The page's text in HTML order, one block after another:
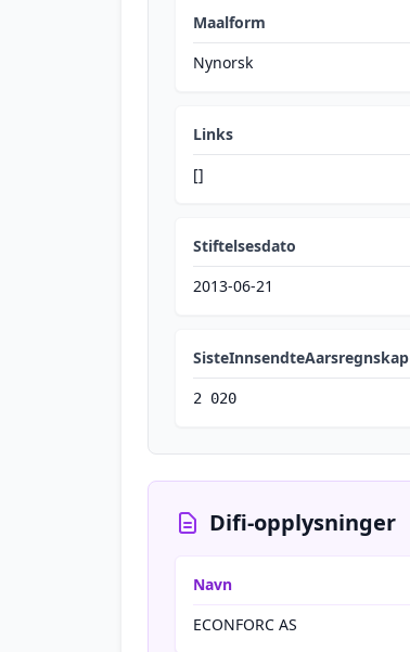
Maalform
Nynorsk
Links
[]
Stiftelsesdato
2013-06-21
SisteInnsendteAarsregnskap
2 020
Difi-opplysninger
Navn
ECONFORC AS